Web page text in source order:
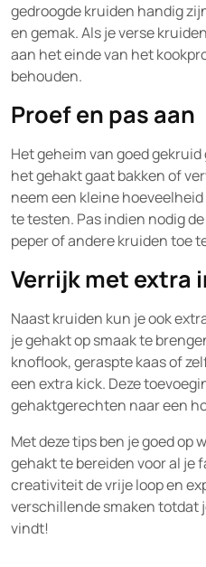
gedroogde kruiden handig
en gemak. Als je verse
aan het einde van het
behouden.
Proef en pas aan
Het geheim van goed
het gehakt gaat bakken of
neem een kleine
te testen. Pas indien nodig
peper of andere kruiden toe
Verrijk met extra
Naast kruiden kun je ook
je gehakt op smaak te
knoflook, geraspte kaas of
een extra kick. Deze
gehaktgerechten naar een
Met deze tips ben je goed op
gehakt te bereiden voor al je
creativiteit de vrije loop en
verschillende smaken totdat
vindt!